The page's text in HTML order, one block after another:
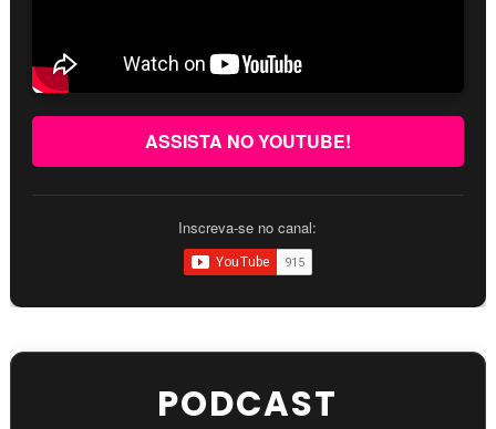
ASSISTA NO YOUTUBE!
Inscreva-se no canal:
PODCAST